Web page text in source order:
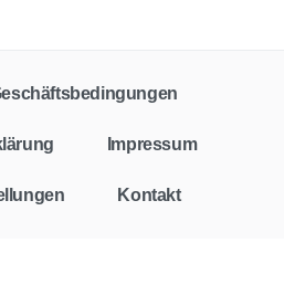
Impressum
Kontakt